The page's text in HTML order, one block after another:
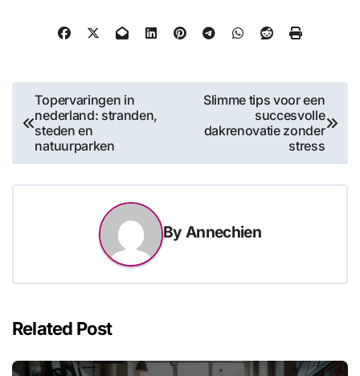
Post
navigation
Topervaringen in
nederland: stranden,
steden en
natuurparken
Slimme tips voor een
succesvolle
dakrenovatie zonder
stress
By Annechien
Related Post